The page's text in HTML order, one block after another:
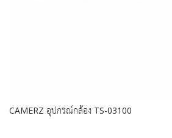
CAMERZ อุปกรณ์กล้อง TS-03100